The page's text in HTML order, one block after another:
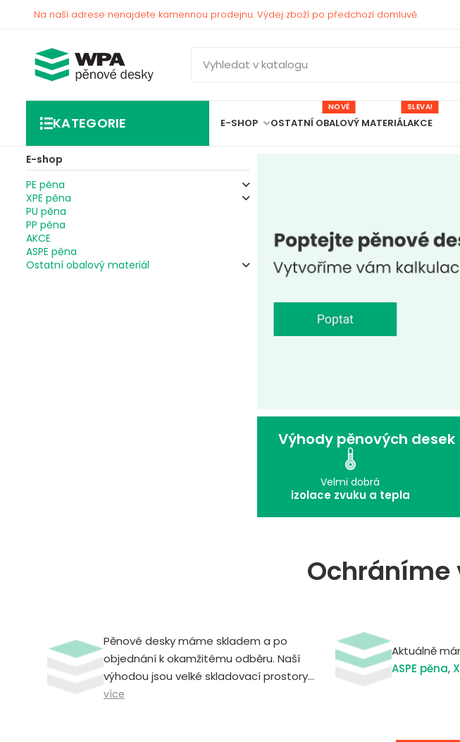
Na naší adrese nenajdete kamennou prodejnu. Výdej zboží po předchozí domluvě.
KATEGORIE E-SHOP OSTATNÍ OBALOVÝ MATERIÁL
NOVÉ
AKCE
SLEVA!
E-shop
PE pěna
XPE pěna
PU pěna
PP pěna
AKCE
ASPE pěna
Ostatní obalový materiál
Výhody pěnových desek
Velmi dobrá
izolace zvuku a tepla
Pěnové desky máme skladem a po
objednání k okamžitému odběru. Naší
výhodou jsou velké skladovací prostory.
Neomezujeme odběr vysokým počtem
více
Aktuálně
ASPE pěna,